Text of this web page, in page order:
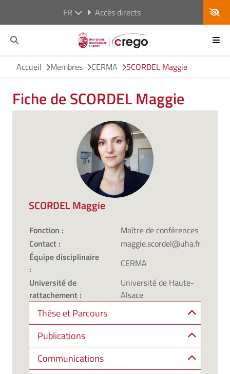
FR Accès directs
Accueil Membres CERMA SCORDEL Maggie
Fiche de SCORDEL Maggie
SCORDEL Maggie
Fonction :
Maître de conférences
Contact :
maggie.scordel@uha.fr
Équipe disciplinaire
:
CERMA
Université de
rattachement :
Université de Haute-
Alsace
Thèse et Parcours
Publications
Communications